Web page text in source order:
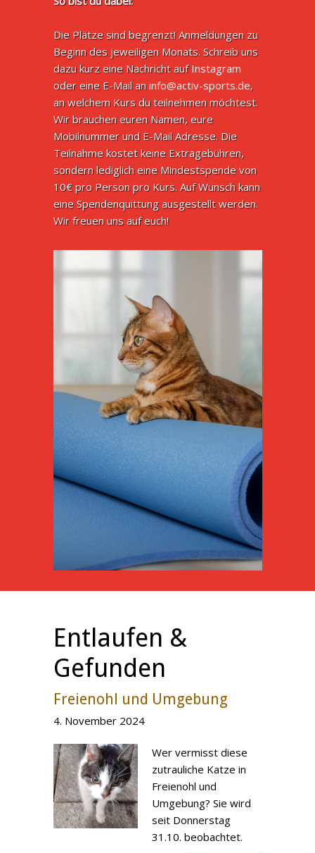
Die Plätze sind begrenzt! Anmeldungen zu
Beginn des jeweiligen Monats. Schreib uns
dazu kurz eine Nachricht aufInstagram
oder eine E-Mail aninfo@activ-sports.de,
an welchem Kurs du teilnehmen möchtest.
Wir brauchen euren Namen, eure
Mobilnummer und E-Mail Adresse. Die
Teilnahme kostet keine Extragebühren,
sondern lediglich eine Mindestspende von
10€ pro Person pro Kurs. Auf Wunsch kann
eine Spendenquittung ausgestellt werden.
Wir freuen uns auf euch!
Entlaufen &
Gefunden
Freienohl und Umgebung
4. November 2024
Wer vermisst diese
zutrauliche Katze in
Freienohl und
Umgebung? Sie wird
seit Donnerstag
31.10. beobachtet.